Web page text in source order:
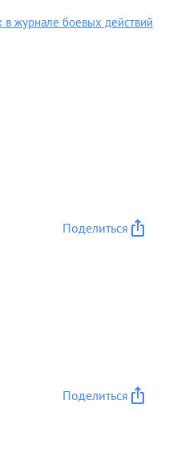
в журнале боевых действий
Поделиться
Поделиться